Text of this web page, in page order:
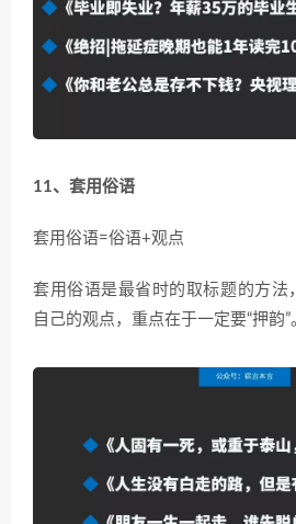
11、套用俗语
套用俗语=俗语+观点
套用俗语是最省时的取标题的方法
自己的观点，重点在于一定要“押韵”